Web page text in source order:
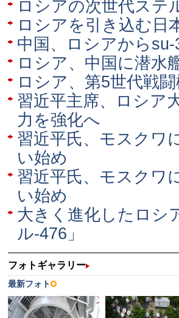
ロシアの次世代ステ
ロシアを引き込む
中国、ロシアから
ロシア、中国に潜水
ロシア、第5世代戦
習近平主席、ロシア
力を強化へ
習近平氏、モスクワ
い始め
習近平氏、モスクワ
い始め
大きく進化したロシ
ル-476」